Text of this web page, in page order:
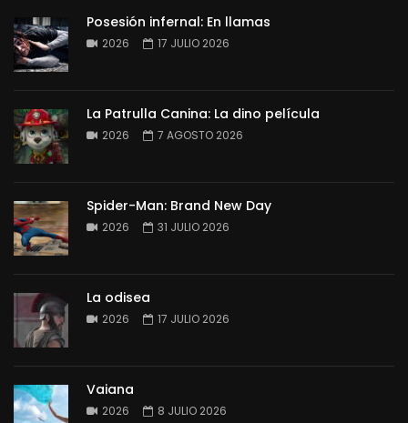
Posesión infernal: En llamas
2026 17 JULIO 2026
La Patrulla Canina: La dino película
2026 7 AGOSTO 2026
Spider-Man: Brand New Day
2026 31 JULIO 2026
La odisea
2026 17 JULIO 2026
Vaiana
2026 8 JULIO 2026